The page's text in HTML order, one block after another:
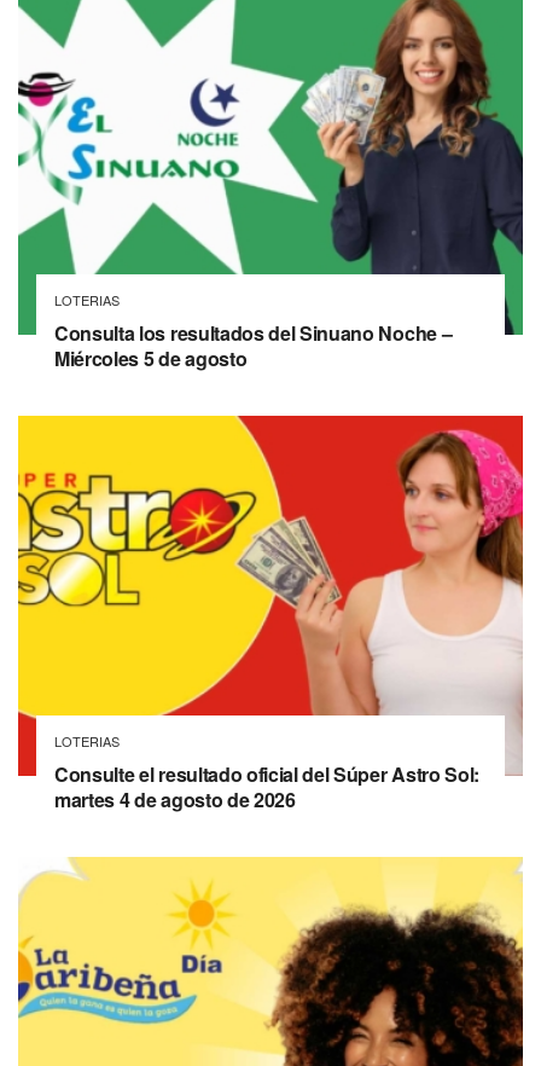
LOTERIAS
Consulta los resultados del Sinuano Noche –
Miércoles 5 de agosto
LOTERIAS
Consulte el resultado oficial del Súper Astro Sol:
martes 4 de agosto de 2026